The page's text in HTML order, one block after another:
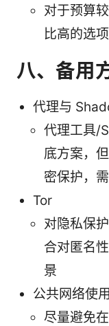
对于预算
比高的选
八、备用
代理与
代理工具/
底方案，
密保护，
Tor
对隐私保
合对匿名
景
公共网络使
尽量避免